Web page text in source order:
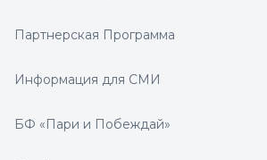
Партнерская Программа
Информация для СМИ
БФ «Пари и Побеждай»